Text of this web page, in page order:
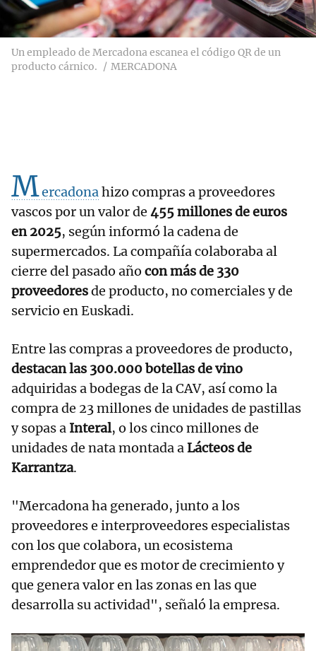
Un empleado de Mercadona escanea el código QR de un
producto cárnico.
MERCADONA
Mercadonahizo compras a proveedores
vascos por un valor de 455 millones de euros
en 2025, según informó la cadena de
supermercados. La compañía colaboraba al
cierre del pasado año con más de 330
proveedoresde producto, no comerciales y de
servicio en Euskadi.
Entre las compras a proveedores de producto,
destacan las 300.000 botellas de vino
adquiridas a bodegas de la CAV, así como la
compra de 23 millones de unidades de pastillas
y sopas a Interal, o los cinco millones de
unidades de nata montada aLácteos de
Karrantza.
"Mercadona ha generado, junto a los
proveedores e interproveedores especialistas
con los que colabora, un ecosistema
emprendedor que es motor de crecimiento y
que genera valor en las zonas en las que
desarrolla su actividad", señaló la empresa.